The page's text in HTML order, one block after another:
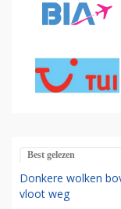
Best gelezen
Donkere wolken
vloot weg